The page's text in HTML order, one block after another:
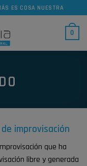
ES COSA NUESTRA
0
de improvisación
que ha
libre y generada